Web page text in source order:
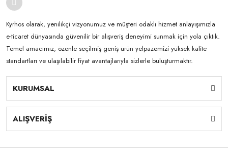
Kyrhos olarak, yenilikçi vizyonumuz ve müşteri odaklı hizmet anlayışımızla
e-ticaret dünyasında güvenilir bir alışveriş deneyimi sunmak için yola çıktık.
Temel amacımız, özenle seçilmiş geniş ürün yelpazemizi yüksek kalite
standartları ve ulaşılabilir fiyat avantajlarıyla sizlerle buluşturmaktır.
KURUMSAL
ALIŞVERİŞ